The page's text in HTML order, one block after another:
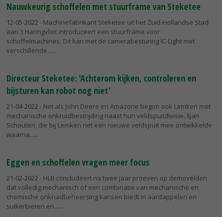
Nauwkeurig schoffelen met stuurframe van Steketee
12-05-2022 - Machinefabrikant Steketee uit het Zuid-Hollandse Stad
aan 't Haringvliet introduceert een stuurframe voor
schoffelmachines. Dit kan met de camerabesturing IC-Light met
verschillende...
Directeur Steketee: 'Achterom kijken, controleren en
bijsturen kan robot nog niet'
21-04-2022 - Net als John Deere en Amazone begon ook Lemken met
mechanische onkruidbestrijding naast hun veldspuitdivisie. Iljan
Schouten, die bij Lemken net een nieuwe veldspuit mee ontwikkelde
waarna...
Eggen en schoffelen vragen meer focus
21-02-2022 - HLB concludeert na twee jaar proeven op demovelden
dat volledig mechanisch of een combinatie van mechanische en
chemische onkruidbeheersing kansen biedt in aardappelen en
suikerbieten en...